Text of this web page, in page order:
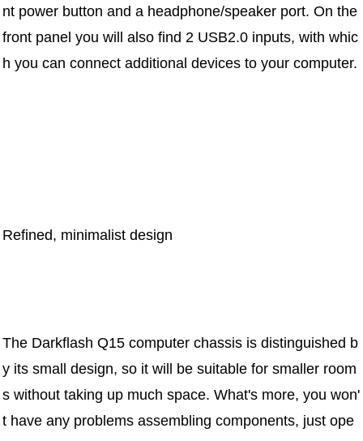
nt power button and a headphone/speaker port. On the
front panel you will also find 2 USB2.0 inputs, with whic
h you can connect additional devices to your computer.
Refined, minimalist design
The Darkflash Q15 computer chassis is distinguished b
y its small design, so it will be suitable for smaller room
s without taking up much space. What's more, you won'
t have any problems assembling components, just ope